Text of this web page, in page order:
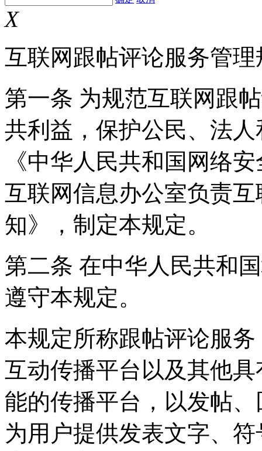
X
互联网跟帖评论服务管理
第一条 为规范互联网跟
共利益，保护公民、法
《中华人民共和国网络
互联网信息办公室负责
知》，制定本规定。
第二条 在中华人民共和
遵守本规定。
本规定所称跟帖评论服
互动传播平台以及其他
能的传播平台，以发帖
为用户提供发表文字、